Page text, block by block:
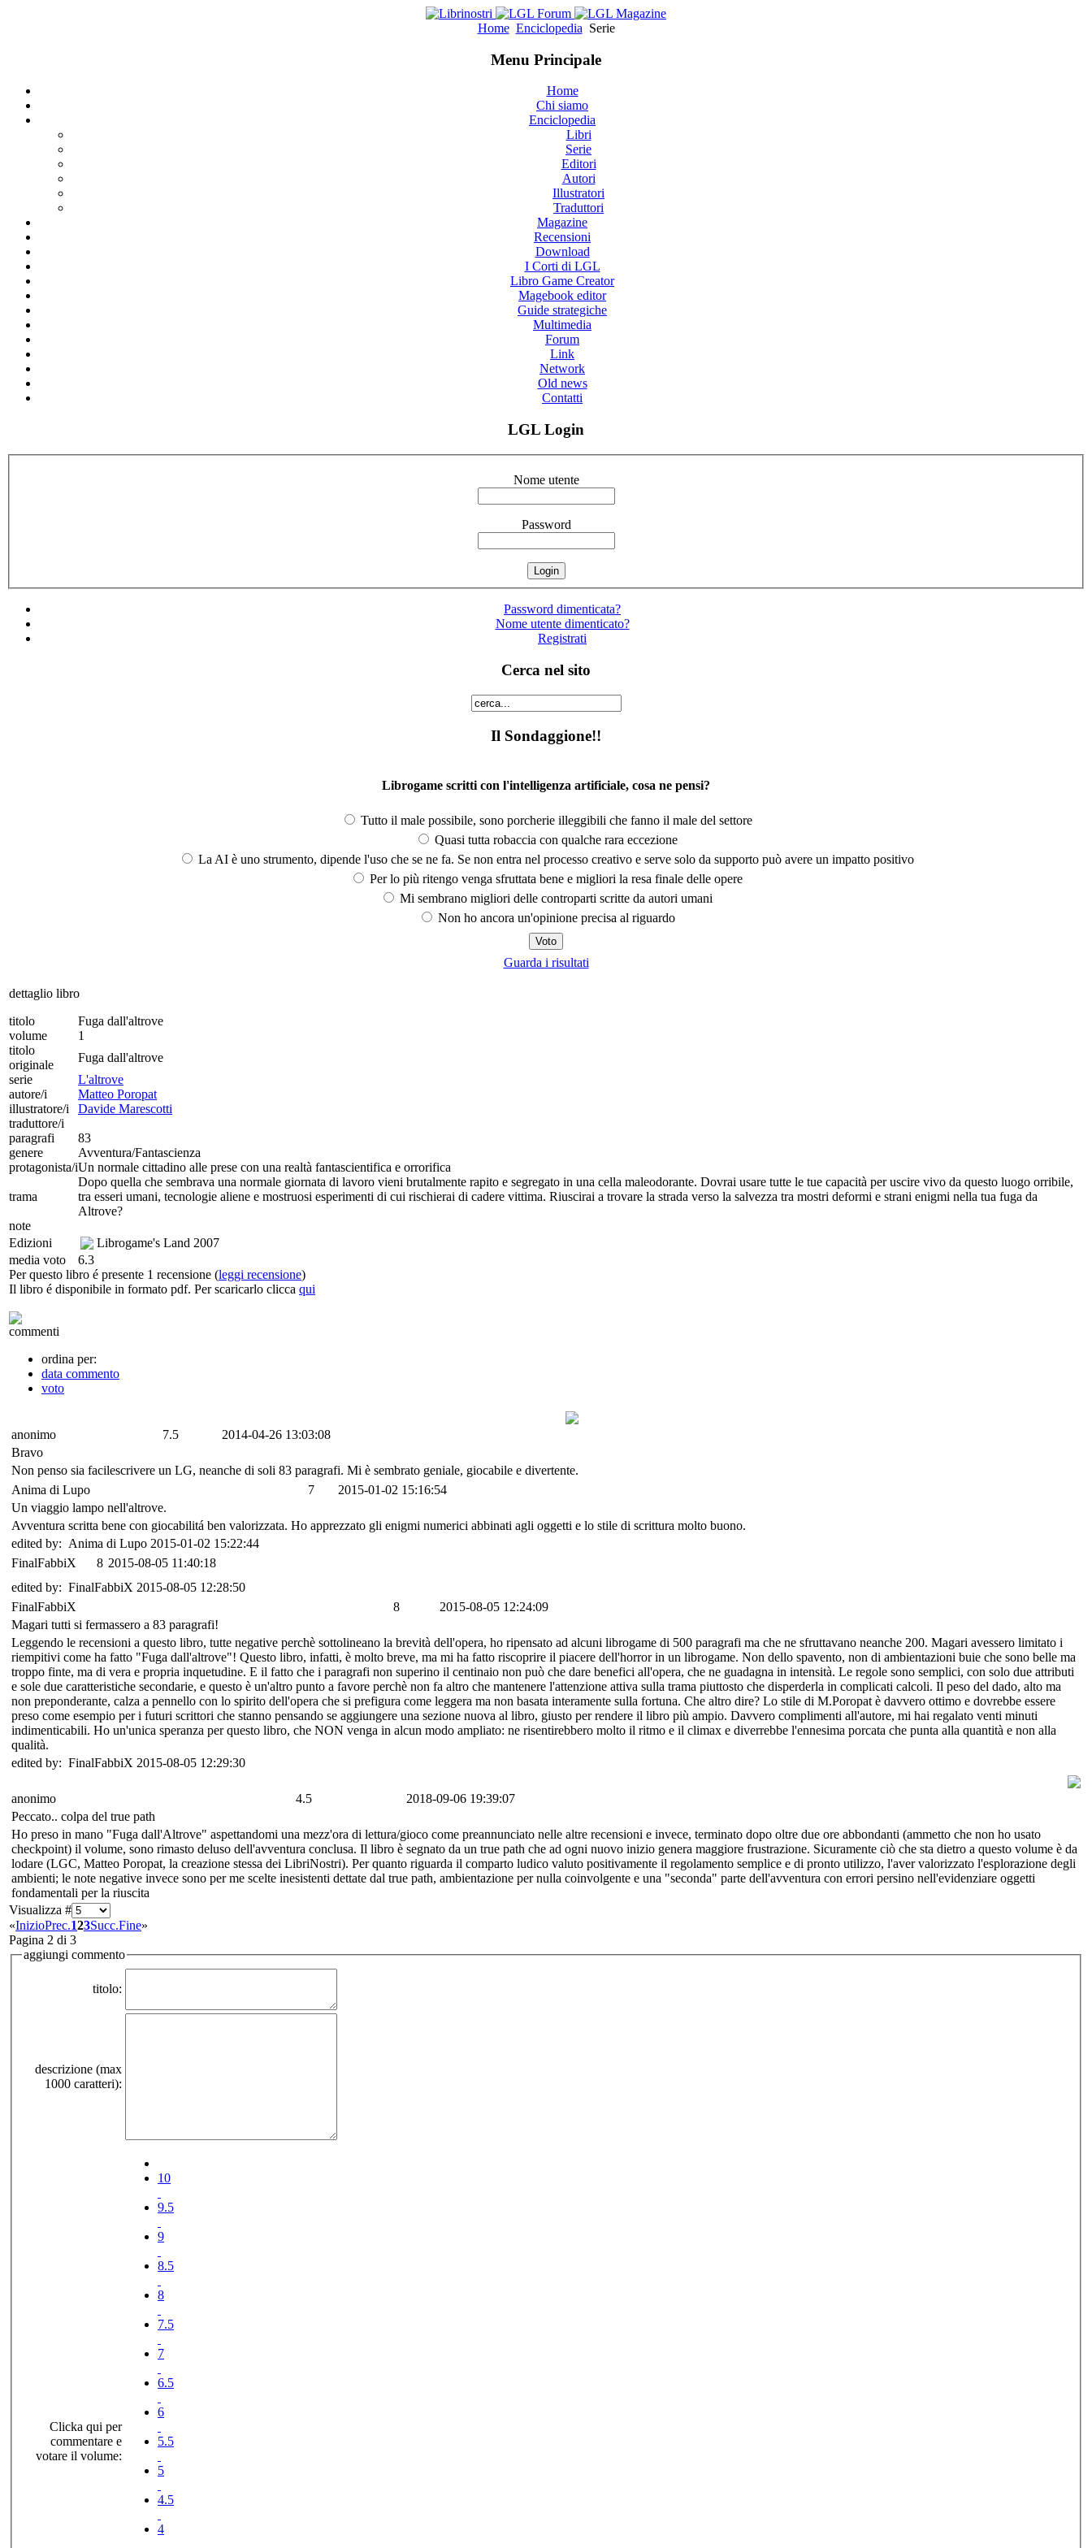
Home Enciclopedia Serie
Menu Principale
Home
Chi siamo
Enciclopedia
Libri
Serie
Editori
Autori
Illustratori
Traduttori
Magazine
Recensioni
Download
I Corti di LGL
Libro Game Creator
Magebook editor
Guide strategiche
Multimedia
Forum
Link
Network
Old news
Contatti
LGL Login
Nome utente
Password
Password dimenticata?
Nome utente dimenticato?
Registrati
Cerca nel sito
Il Sondaggione!!
Librogame scritti con l'intelligenza artificiale, cosa ne pensi?
Tutto il male possibile, sono porcherie illeggibili che fanno il male del settore
Quasi tutta robaccia con qualche rara eccezione
La AI è uno strumento, dipende l'uso che se ne fa. Se non entra nel processo creativo e serve solo da supporto può avere un impatto positivo
Per lo più ritengo venga sfruttata bene e migliori la resa finale delle opere
Mi sembrano migliori delle controparti scritte da autori umani
Non ho ancora un'opinione precisa al riguardo
Guarda i risultati
dettaglio libro
titolo
Fuga dall'altrove
volume
1
titolo
originale
Fuga dall'altrove
serie
L'altrove
autore/i
Matteo Poropat
illustratore/i
Davide Marescotti
traduttore/i
paragrafi
83
genere
Avventura/Fantascienza
protagonista/iUn normale cittadino alle prese con una realtà fantascientifica e orrorifica
trama
Dopo quella che sembrava una normale giornata di lavoro vieni brutalmente rapito e segregato in una cella maleodorante. Dovrai usare tutte le tue capacità per uscire vivo da questo luogo orribile,
tra esseri umani, tecnologie aliene e mostruosi esperimenti di cui rischierai di cadere vittima. Riuscirai a trovare la strada verso la salvezza tra mostri deformi e strani enigmi nella tua fuga da
Altrove?
note
Edizioni
Librogame's Land 2007
media voto
6.3
Per questo libro é presente 1 recensione (leggi recensione)
Il libro é disponibile in formato pdf. Per scaricarlo clicca qui
commenti
ordina per:
data commento
voto
anonimo 7.5
2014-04-26 13:03:08
Bravo
Non penso sia facilescrivere un LG, neanche di soli 83 paragrafi. Mi è sembrato geniale, giocabile e divertente.
Anima di Lupo
7
2015-01-02 15:16:54
Un viaggio lampo nell'altrove.
Avventura scritta bene con giocabilitá ben valorizzata. Ho apprezzato gli enigmi numerici abbinati agli oggetti e lo stile di scrittura molto buono.
edited by: Anima di Lupo 2015-01-02 15:22:44
FinalFabbiX
8 2015-08-05 11:40:18
edited by: FinalFabbiX 2015-08-05 12:28:50
FinalFabbiX
8
2015-08-05 12:24:09
Magari tutti si fermassero a 83 paragrafi!
Leggendo le recensioni a questo libro, tutte negative perchè sottolineano la brevità dell'opera, ho ripensato ad alcuni librogame di 500 paragrafi ma che ne sfruttavano neanche 200. Magari avessero limitato i
riempitivi come ha fatto "Fuga dall'altrove"! Questo libro, infatti, è molto breve, ma mi ha fatto riscoprire il piacere dell'horror in un librogame. Non dello spavento, non di ambientazioni buie che sono belle ma
troppo finte, ma di vera e propria inquetudine. E il fatto che i paragrafi non superino il centinaio non può che dare benefici all'opera, che ne guadagna in intensità. Le regole sono semplici, con solo due attributi
e sole due caratteristiche secondarie, e questo è un'altro punto a favore perchè non fa altro che mantenere l'attenzione attiva sulla trama piuttosto che disperderla in complicati calcoli. Il peso del dado, alto ma
non preponderante, calza a pennello con lo spirito dell'opera che si prefigura come leggera ma non basata interamente sulla fortuna. Che altro dire? Lo stile di M.Poropat è davvero ottimo e dovrebbe essere
preso come esempio per i futuri scrittori che stanno pensando se aggiungere una sezione nuova al libro, giusto per rendere il libro più ampio. Davvero complimenti all'autore, mi hai regalato venti minuti
indimenticabili. Ho un'unica speranza per questo libro, che NON venga in alcun modo ampliato: ne risentirebbero molto il ritmo e il climax e diverrebbe l'ennesima porcata che punta alla quantità e non alla
qualità.
edited by: FinalFabbiX 2015-08-05 12:29:30
anonimo 4.5
2018-09-06 19:39:07
Peccato.. colpa del true path
Ho preso in mano "Fuga dall'Altrove" aspettandomi una mezz'ora di lettura/gioco come preannunciato nelle altre recensioni e invece, terminato dopo oltre due ore abbondanti (ammetto che non ho usato
checkpoint) il volume, sono rimasto deluso dell'avventura conclusa. Il libro è segnato da un true path che ad ogni nuovo inizio genera maggiore frustrazione. Sicuramente ciò che sta dietro a questo volume è da
lodare (LGC, Matteo Poropat, la creazione stessa dei LibriNostri). Per quanto riguarda il comparto ludico valuto positivamente il regolamento semplice e di pronto utilizzo, l'aver valorizzato l'esplorazione degli
ambienti; le note negative invece sono per me scelte inesistenti dettate dal true path, ambientazione per nulla coinvolgente e una "seconda" parte dell'avventura con errori persino nell'evidenziare oggetti
fondamentali per la riuscita
Visualizza #
«InizioPrec.123Succ.Fine»
Pagina 2 di 3
aggiungi commento
titolo:
descrizione (max
1000 caratteri):
Clicka qui per
commentare e
votare il volume:
10
9.5
9
8.5
8
7.5
7
6.5
6
5.5
5
4.5
4